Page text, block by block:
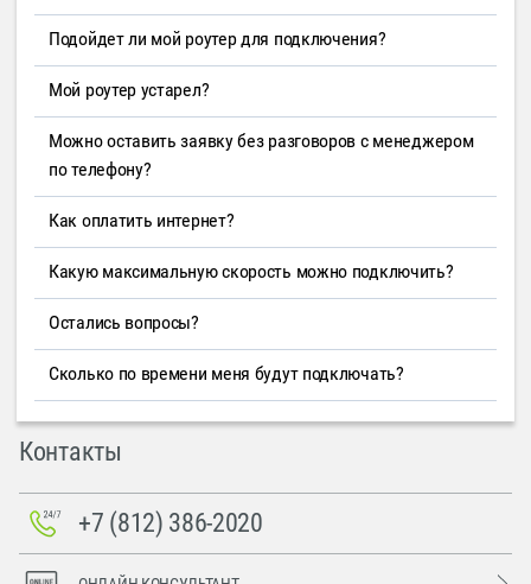
Подойдет ли мой роутер для подключения?
Мой роутер устарел?
Можно оставить заявку без разговоров с менеджером
по телефону?
Как оплатить интернет?
Какую максимальную скорость можно подключить?
Остались вопросы?
Сколько по времени меня будут подключать?
Контакты
+7 (812) 386-2020